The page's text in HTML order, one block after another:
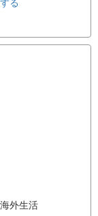
る
海外生活